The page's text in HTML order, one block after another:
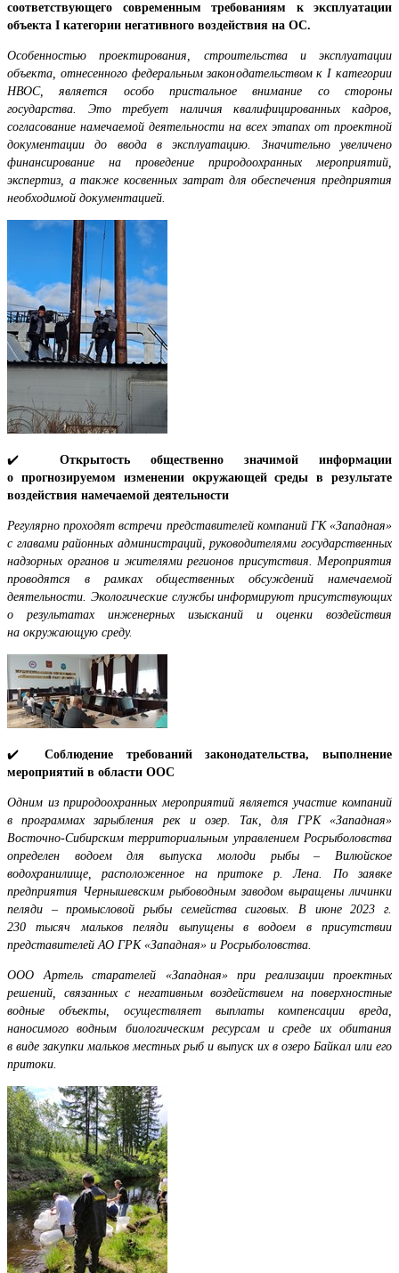
соответствующего современным требованиям к эксплуатации
объекта I категории негативного воздействия на ОС.
Особенностью проектирования, строительства и эксплуатации
объекта, отнесенного федеральным законодательством кI категории
НВОС, является особо пристальное внимание со стороны
государства. Это требует наличия квалифицированных кадров,
согласование намечаемой деятельности на всех этапах от проектной
документации до ввода в эксплуатацию. Значительно увеличено
финансирование на проведение природоохранных мероприятий,
экспертиз, а также косвенных затрат для обеспечения предприятия
необходимой документацией.
✔️ Открытость общественно значимой информации
о прогнозируемом изменении окружающей среды в результате
воздействия намечаемой деятельности
Регулярно проходят встречи представителей компаний ГК «Западная»
с главами районных администраций, руководителями государственных
надзорных органов и жителями регионов присутствия. Мероприятия
проводятся в рамках общественных обсуждений намечаемой
деятельности. Экологические службы информируют присутствующих
о результатах инженерных изысканий и оценки воздействия
на окружающую среду.
✔️
Соблюдение требований законодательства, выполнение
мероприятий в области ООС
Одним из природоохранных мероприятий является участие компаний
в программах зарыбления рек и озер. Так, для ГРК «Западная»
Восточно-Сибирским территориальным управлением Росрыболовства
определен водоем для выпуска молоди рыбы – Вилюйское
водохранилище, расположенное на притоке р. Лена. По заявке
предприятия Чернышевским рыбоводным заводом выращены личинки
пеляди – промысловой рыбы семейства сиговых. В июне 2023 г.
230 тысяч мальков пеляди выпущены в водоем в присутствии
представителей АО ГРК «Западная» и Росрыболовства.
ООО Артель старателей «Западная» при реализации проектных
решений, связанных с негативным воздействием на поверхностные
водные объекты, осуществляет выплаты компенсации вреда,
наносимого водным биологическим ресурсам и среде их обитания
в виде закупки мальков местных рыб и выпуск их в озеро Байкал или его
притоки.